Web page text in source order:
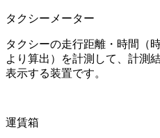
タクシーメーター
タクシーの走行距離・時間（
より算出）を計測して、計測
表示する装置です。
運賃箱